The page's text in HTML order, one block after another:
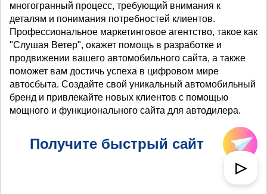
многогранный процесс, требующий внимания к
деталям и понимания потребностей клиентов.
Профессиональное маркетинговое агентство, такое как
"Слушая Ветер", окажет помощь в разработке и
продвижении вашего автомобильного сайта, а также
поможет вам достичь успеха в цифровом мире
автосбыта. Создайте свой уникальный автомобильный
бренд и привлекайте новых клиентов с помощью
мощного и функционального сайта для автодилера.
Получите быстрый сайт
▷